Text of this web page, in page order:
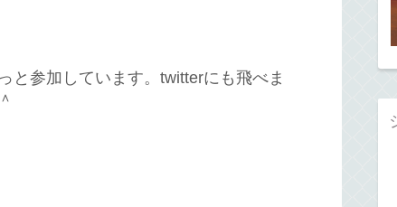
と参加しています。twitterにも飛べま